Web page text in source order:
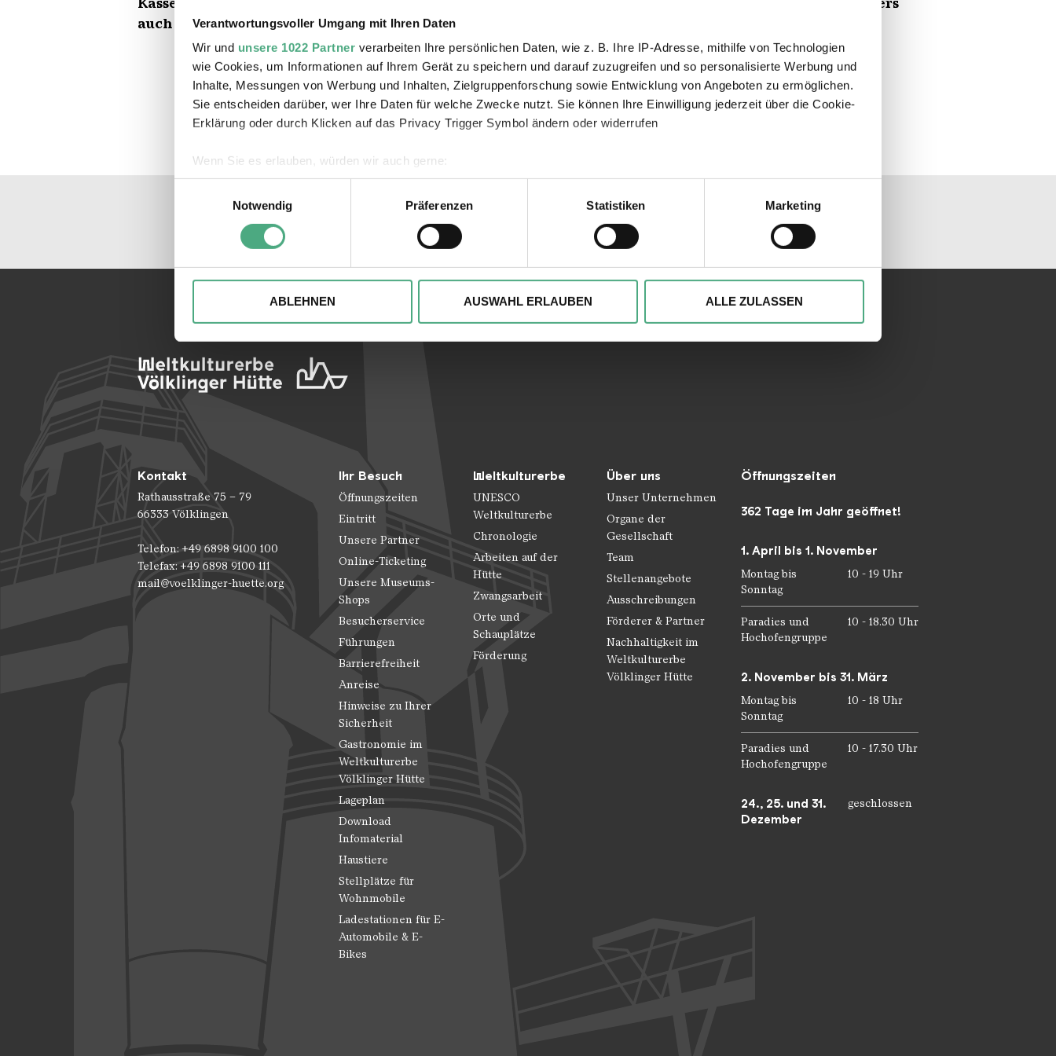
Verantwortungsvoller Umgang mit Ihren Daten
Wir und unsere 1022 Partner verarbeiten Ihre persönlichen Daten, wie z. B. Ihre IP-Adresse, mithilfe von Technologien
wie Cookies, um Informationen auf Ihrem Gerät zu speichern und darauf zuzugreifen und so personalisierte Werbung und
Inhalte, Messungen von Werbung und Inhalten, Zielgruppenforschung sowie Entwicklung von Angeboten zu ermöglichen.
Sie entscheiden darüber, wer Ihre Daten für welche Zwecke nutzt. Sie können Ihre Einwilligung jederzeit über die Cookie-
Erklärung oder durch Klicken auf das Privacy Trigger Symbol ändern oder widerrufen
Wenn Sie es erlauben, würden wir auch gerne:
Informationen über Ihre geografische Lage erfassen, welche bis auf einige Meter genau sein können
Ihr Gerät durch aktives Scannen nach bestimmten Merkmalen (Fingerprinting) identifizieren
Erfahren Sie mehr darüber, wie Ihre persönlichen Daten verarbeitet werden, und legen Sie Ihre Präferenzen imAbschnitt
Einzelheitenfest.
Wir verwenden ggfs. Cookies, um Inhalte und Anzeigen zu personalisieren, besondere Funktionen anbieten zu können und
die Zugriffe auf unsere Website zu analysieren. Außerdem geben wir ggfs. Informationen zu Ihrer Verwendung unserer
der Dienste gesammelt haben.
Notwendig
Präferenzen Statistiken Marketing
ABLEHNEN AUSWAHL ERLAUBEN ALLE ZULASSEN
Kasse, Shop und Café, es werden mit dem Pumpenhaus und den Obergeschossen des Wasserhochbehälters
auch weitere Räume der Industriegeschichte für die Besucher:innen erschlossen.
Verlinkungen zu unseren
Kontakt
Rathausstraße 75 – 79
66333 Völklingen
Telefon: +49 6898 9100 100
Telefax: +49 6898 9100 111
mail@voelklinger-huette.org
Ihr Besuch
Öffnungszeiten
Eintritt
Unsere Partner
Online-Ticketing
Unsere Museums-
Shops
Besucherservice
Führungen
Barrierefreiheit
Anreise
Hinweise zu Ihrer
Sicherheit
Gastronomie im
Weltkulturerbe
Völklinger Hütte
Lageplan
Download
Infomaterial
Haustiere
Stellplätze für
Wohnmobile
Ladestationen für E-
Automobile & E-
Bikes
Weltkulturerbe
UNESCO
Weltkulturerbe
Chronologie
Arbeiten auf der
Hütte
Zwangsarbeit
Orte und
Schauplätze
Förderung
Über uns
Unser Unternehmen
Organe der
Gesellschaft
Team
Stellenangebote
Ausschreibungen
Förderer & Partner
Nachhaltigkeit im
Weltkulturerbe
Völklinger Hütte
Öffnungszeiten
362 Tage im Jahr geöffnet!
1. April bis 1. November
Montag bis
Sonntag
10 - 19 Uhr
Paradies und
Hochofengruppe
10 - 18.30 Uhr
2. November bis 31. März
Montag bis
Sonntag
10 - 18 Uhr
Paradies und
Hochofengruppe
10 - 17.30 Uhr
24., 25. und 31.
Dezember
geschlossen